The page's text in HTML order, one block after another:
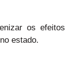
os efeitos
estado.